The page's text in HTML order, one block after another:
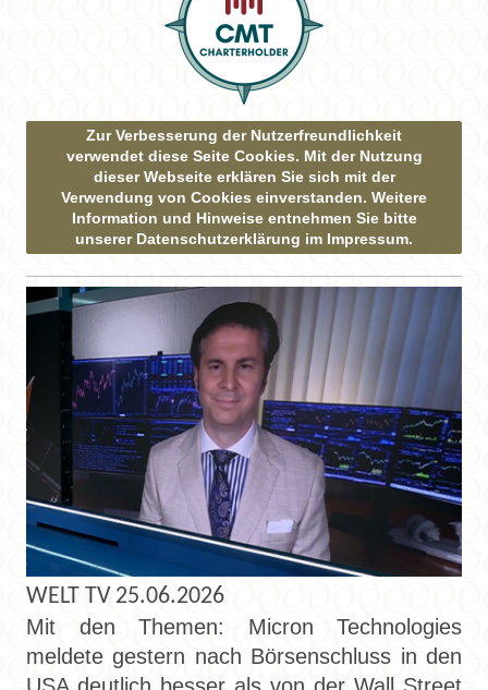
Zur Verbesserung der Nutzerfreundlichkeit
verwendet diese Seite Cookies. Mit der Nutzung
dieser Webseite erklären Sie sich mit der
Verwendung von Cookies einverstanden. Weitere
Information und Hinweise entnehmen Sie bitte
unserer Datenschutzerklärung im Impressum.
WELT TV 25.06.2026
Mit den Themen: Micron Technologies
meldete gestern nach Börsenschluss in den